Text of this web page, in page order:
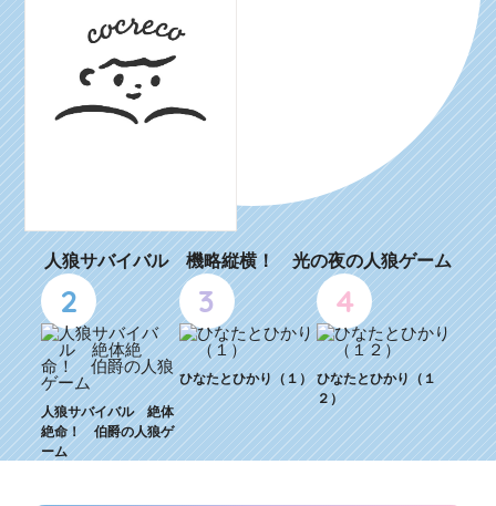
人狼サバイバル 機略縦横！ 光の夜の人狼ゲーム
2
人狼サバイバル 絶体
絶命！ 伯爵の人狼ゲ
ーム
3
ひなたとひかり（１）
4
ひなたとひかり（１
２）